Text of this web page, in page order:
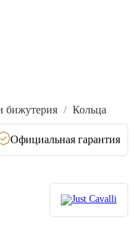
бижутерия Кольца
Официальная гарантия